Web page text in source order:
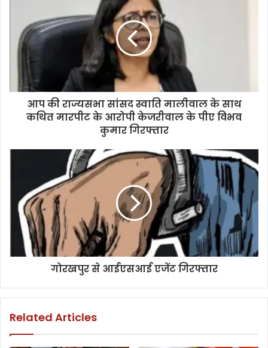
आप की राज्यसभा सांसद स्वाति मालीवाल के साथ
कथित मारपीट के आरोपी केजरीवाल के पीए विभव
कुमार गिरफ्तार
गोरखपुर से आईएसआई एजेंट गिरफ्तार
Related Articles